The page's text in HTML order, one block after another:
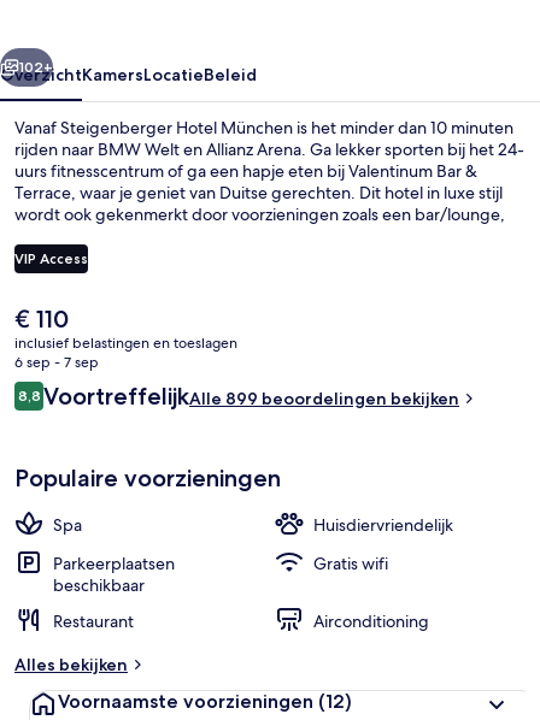
Volgende
102+
OverzichtKamersLocatieBeleid
Vanaf Steigenberger Hotel München is het minder dan 10 minuten
rijden naar BMW Welt en Allianz Arena. Ga lekker sporten bij het 24-
uurs fitnesscentrum of ga een hapje eten bij Valentinum Bar &
Terrace, waar je geniet van Duitse gerechten. Dit hotel in luxe stijl
wordt ook gekenmerkt door voorzieningen zoals een bar/lounge,
over het behulpzame personeel. De accommodatie ligt op korte
loopafstand van het openbaar vervoer: het is 3 minuten lopen naar
Schwabinger Tor.
VIP Access
De
huidige
prijs
is
€ 110
€ 110
inclusief belastingen en toeslagen
6 sep - 7 sep
Beoordelingen
8,88,8 op 10 –
VoortreffelijkAlle 899 beoordelingen bekijken
Populaire voorzieningen
Spa
Huisdiervriendelijk
Parkeerplaatsen
beschikbaar
Gratis wifi
Restaurant
Airconditioning
Alles bekijken
Voornaamste voorzieningen (12)